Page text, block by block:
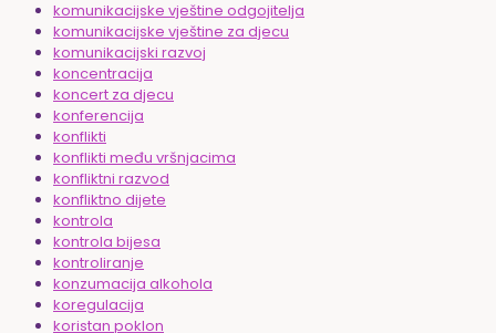
komunikacijske vještine odgojitelja
komunikacijske vještine za djecu
komunikacijski razvoj
koncentracija
koncert za djecu
konferencija
konflikti
konflikti među vršnjacima
konfliktni razvod
konfliktno dijete
kontrola
kontrola bijesa
kontroliranje
konzumacija alkohola
koregulacija
koristan poklon